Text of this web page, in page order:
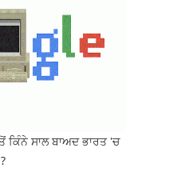
ਕਿੰਨੇ ਸਾਲ ਬਾਅਦ ਭਾਰਤ 'ਚ